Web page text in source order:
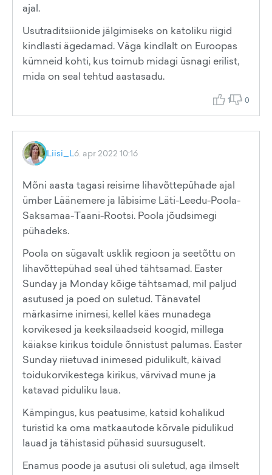
ajal.
Usutraditsiionide jälgimiseks on katoliku riigid
kindlasti ägedamad. Väga kindlalt on Euroopas
kümneid kohti, kus toimub midagi üsnagi erilist,
mida on seal tehtud aastasadu.
1 0
Liisi_L6. apr 2022 10:16
Mõni aasta tagasi reisime lihavõttepühade ajal
ümber Läänemere ja läbisime Läti-Leedu-Poola-
Saksamaa-Taani-Rootsi. Poola jõudsimegi
pühadeks.
Poola on sügavalt usklik regioon ja seetõttu on
lihavõttepühad seal ühed tähtsamad. Easter
Sunday ja Monday kõige tähtsamad, mil paljud
asutused ja poed on suletud. Tänavatel
märkasime inimesi, kellel käes munadega
korvikesed ja keeksilaadseid koogid, millega
käiakse kirikus toidule õnnistust palumas. Easter
Sunday riietuvad inimesed pidulikult, käivad
toidukorvikestega kirikus, värvivad mune ja
katavad piduliku laua.
Kämpingus, kus peatusime, katsid kohalikud
turistid ka oma matkaautode kõrvale pidulikud
lauad ja tähistasid pühasid suursuguselt.
Enamus poode ja asutusi oli suletud, aga ilmselt